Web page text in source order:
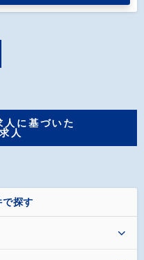
人に基づいた
人
で探す